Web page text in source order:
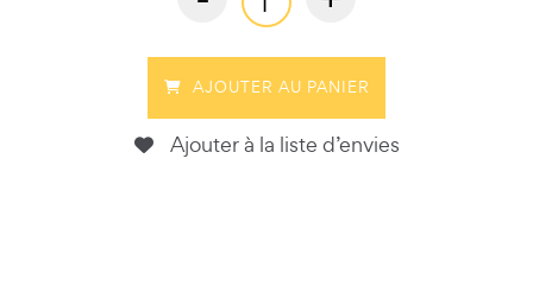
AJOUTER AU PANIER
Ajouter à la liste d’envies